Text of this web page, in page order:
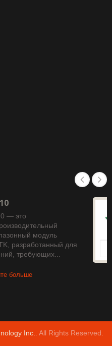
— это
модуль
разработанный для
требующих...
больше
Inc.. All Rights Reserved.